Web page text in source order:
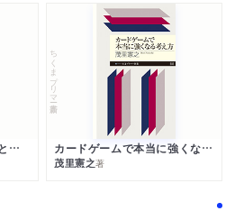
「わたし」が死ぬということの哲学
ちくまプリマー新書
カードゲームで本当に強くなる考え方
茂里憲之著